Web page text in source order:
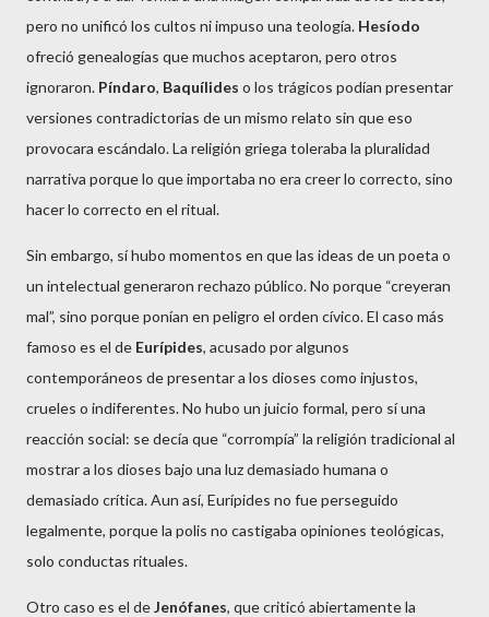
pero no unificó los cultos ni impuso una teología. Hesíodo
ofreció genealogías que muchos aceptaron, pero otros
ignoraron. Píndaro, Baquílides o los trágicos podían presentar
versiones contradictorias de un mismo relato sin que eso
provocara escándalo. La religión griega toleraba la pluralidad
narrativa porque lo que importaba no era creer lo correcto, sino
hacer lo correcto en el ritual.
Sin embargo, sí hubo momentos en que las ideas de un poeta o
un intelectual generaron rechazo público. No porque “creyeran
mal”, sino porque ponían en peligro el orden cívico. El caso más
famoso es el de Eurípides, acusado por algunos
contemporáneos de presentar a los dioses como injustos,
crueles o indiferentes. No hubo un juicio formal, pero sí una
reacción social: se decía que “corrompía” la religión tradicional al
mostrar a los dioses bajo una luz demasiado humana o
demasiado crítica. Aun así, Eurípides no fue perseguido
legalmente, porque la polis no castigaba opiniones teológicas,
solo conductas rituales.
Otro caso es el deJenófanes, que criticó abiertamente la